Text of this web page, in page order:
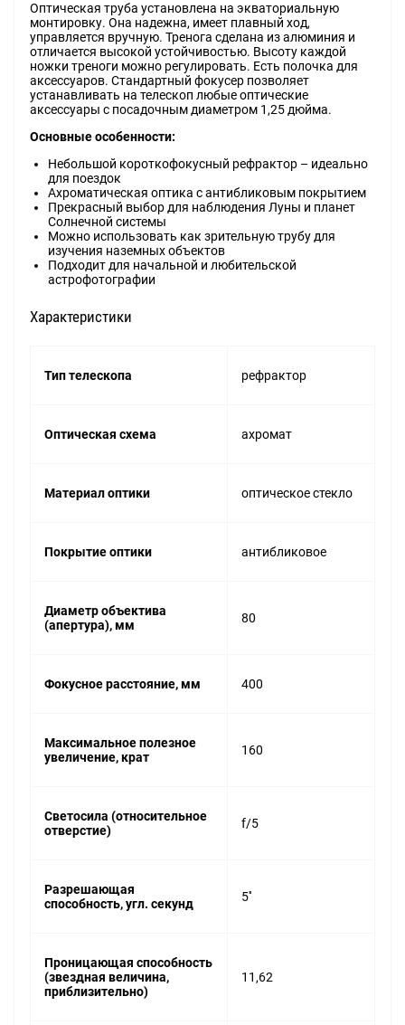
Оптическая труба установлена на экваториальную
монтировку. Она надежна, имеет плавный ход,
управляется вручную. Тренога сделана из алюминия и
отличается высокой устойчивостью. Высоту каждой
ножки треноги можно регулировать. Есть полочка для
аксессуаров. Стандартный фокусер позволяет
устанавливать на телескоп любые оптические
аксессуары с посадочным диаметром 1,25 дюйма.
Основные особенности:
Небольшой короткофокусный рефрактор – идеально
для поездок
Ахроматическая оптика с антибликовым покрытием
Прекрасный выбор для наблюдения Луны и планет
Солнечной системы
Можно использовать как зрительную трубу для
изучения наземных объектов
Подходит для начальной и любительской
астрофотографии
Характеристики
Тип телескопа рефрактор
Оптическая схема ахромат
Материал оптики оптическое стекло
Покрытие оптики антибликовое
Диаметр объектива
(апертура), мм
80
Фокусное расстояние, мм 400
Максимальное полезное
увеличение, крат
160
Светосила (относительное
отверстие)
f/5
Разрешающая
способность, угл. секунд
5''
Проницающая способность
(звездная величина,
приблизительно)
11,62